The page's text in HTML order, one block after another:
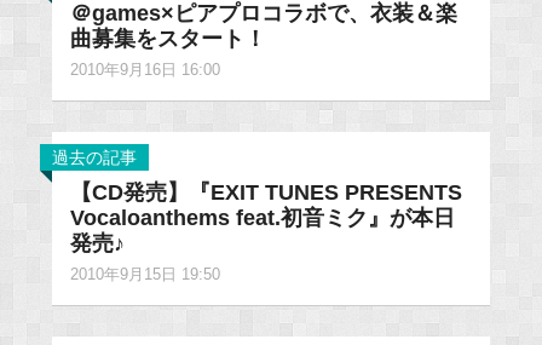
＠games×ピアプロコラボで、衣装＆楽
曲募集をスタート！
2010年9月16日 16:00
過去の記事
【CD発売】『EXIT TUNES PRESENTS
Vocaloanthems feat.初音ミク』が本日
発売♪
2010年9月15日 19:50